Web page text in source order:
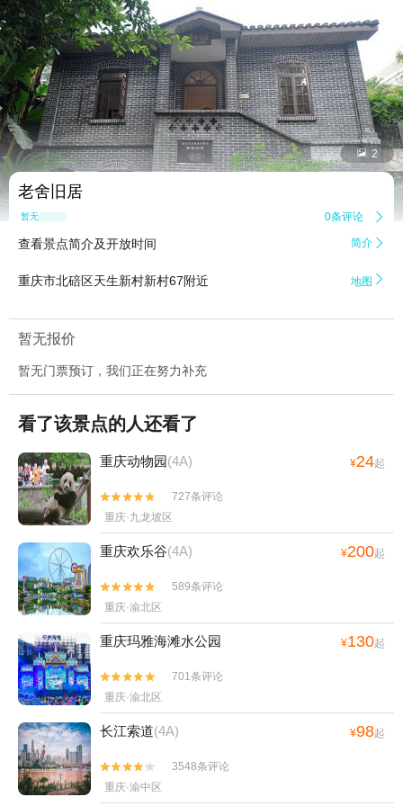
 2
老舍旧居
暂无点评 0条评论 
查看景点简介及开放时间 简介 
重庆市北碚区天生新村新村67附近 地图 
暂无报价
暂无门票预订，我们正在努力补充
看了该景点的人还看了
重庆动物园(4A) ¥24起


727条评论
重庆·九龙坡区
重庆欢乐谷(4A) ¥200起


589条评论
重庆·渝北区
重庆玛雅海滩水公园 ¥130起


701条评论
重庆·渝北区
长江索道(4A) ¥98起


3548条评论
重庆·渝中区
